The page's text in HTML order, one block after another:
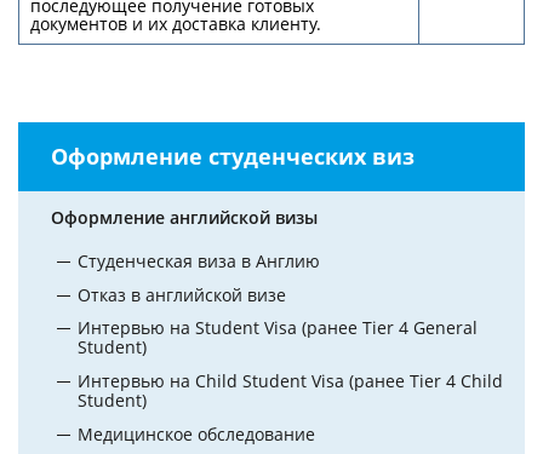
последующее получение готовых
документов и их доставка клиенту.
Оформление студенческих виз
Оформление английской визы
Студенческая виза в Англию
Отказ в английской визе
Интервью на Student Visa (ранее Tier 4 General
Student)
Интервью на Child Student Visa (ранее Tier 4 Child
Student)
Медицинское обследование